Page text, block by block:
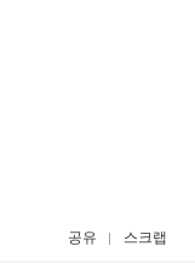
공유 스크랩